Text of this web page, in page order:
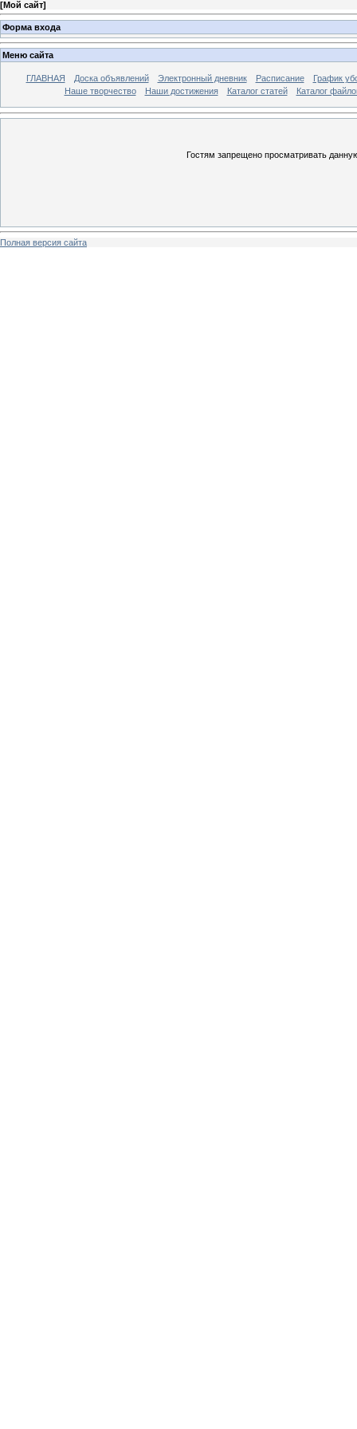
[Мой сайт]
Форма входа
Меню сайта
ГЛАВНАЯ Доска объявлений Электронный дневник Расписание
График
Наше творчество
Наши достижения Каталог статей Каталог
Гостям запрещено просматривать
Полная версия сайта